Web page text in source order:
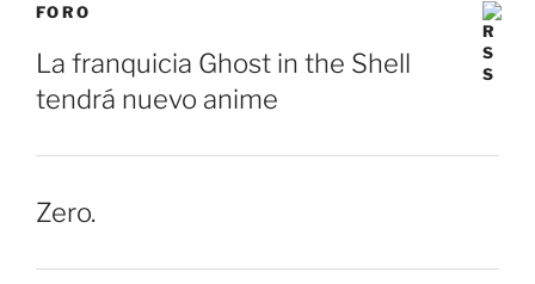
FORO
La franquicia Ghost in the Shell
tendrá nuevo anime
Zero.